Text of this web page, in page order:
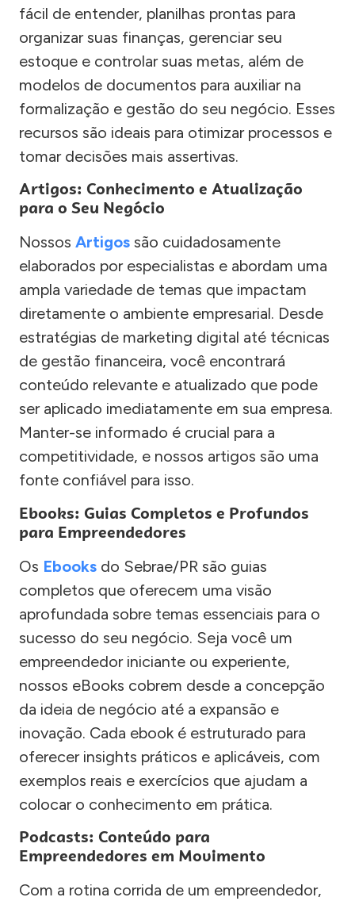
fácil de entender, planilhas prontas para
organizar suas finanças, gerenciar seu
estoque e controlar suas metas, além de
modelos de documentos para auxiliar na
formalização e gestão do seu negócio. Esses
recursos são ideais para otimizar processos e
tomar decisões mais assertivas.
Artigos: Conhecimento e Atualização
para o Seu Negócio
Nossos Artigos são cuidadosamente
elaborados por especialistas e abordam uma
ampla variedade de temas que impactam
diretamente o ambiente empresarial. Desde
estratégias de marketing digital até técnicas
de gestão financeira, você encontrará
conteúdo relevante e atualizado que pode
ser aplicado imediatamente em sua empresa.
Manter-se informado é crucial para a
competitividade, e nossos artigos são uma
fonte confiável para isso.
Ebooks: Guias Completos e Profundos
para Empreendedores
Os Ebooks do Sebrae/PR são guias
completos que oferecem uma visão
aprofundada sobre temas essenciais para o
sucesso do seu negócio. Seja você um
empreendedor iniciante ou experiente,
nossos eBooks cobrem desde a concepção
da ideia de negócio até a expansão e
inovação. Cada ebook é estruturado para
oferecer insights práticos e aplicáveis, com
exemplos reais e exercícios que ajudam a
colocar o conhecimento em prática.
Podcasts: Conteúdo para
Empreendedores em Movimento
Com a rotina corrida de um empreendedor,